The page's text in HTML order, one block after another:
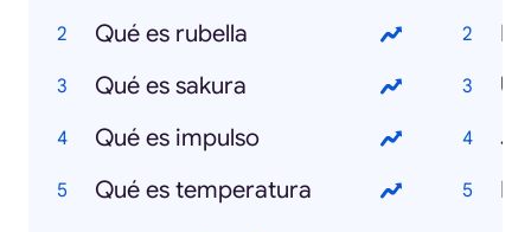
Qué es rubella
Qué es sakura
Qué es impulso
Qué es temperatura